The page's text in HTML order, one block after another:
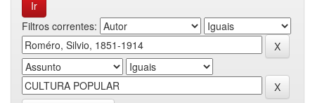
Filtros correntes: